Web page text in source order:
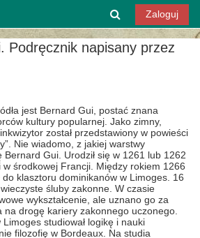
Przełącznik
Zaloguj
Podręcznik napisany przez
jest Bernard Gui, postać znana
kultury popularnej. Jako zimny,
został przedstawiony w powieści
Nie wiadomo, z jakiej warstwy
Bernard Gui. Urodził się w 1261 lub 1262
w środkowej Francji. Między rokiem 1266
do klasztoru dominikanów w Limoges. 16
wieczyste śluby zakonne. W czasie
wykształcenie, ale uznano go za
na drogę kariery zakonnego uczonego.
studiował logikę i nauki
filozofię w Bordeaux. Na studia